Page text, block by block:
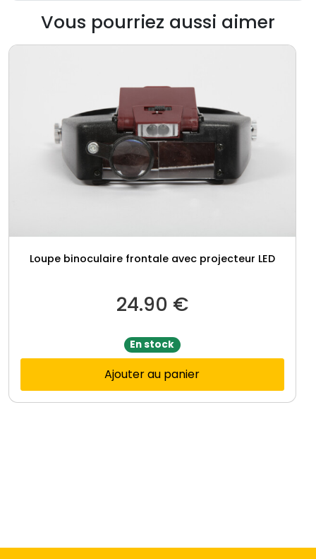
Vous pourriez aussi aimer
Loupe binoculaire frontale avec projecteur LED
24.90 €
En stock
Ajouter au panier